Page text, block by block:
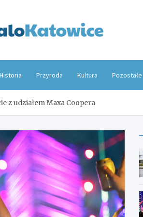
Historia Przyroda Kultura Pozostałe
z udziałem Maxa Coopera